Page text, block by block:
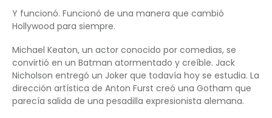
Y funcionó. Funcionó de una manera que cambió
Hollywood para siempre.
Michael Keaton, un actor conocido por comedias, se
convirtió en un Batman atormentado y creíble. Jack
Nicholson entregó un Joker que todavía hoy se estudia. La
dirección artística de Anton Furst creó una Gotham que
parecía salida de una pesadilla expresionista alemana.